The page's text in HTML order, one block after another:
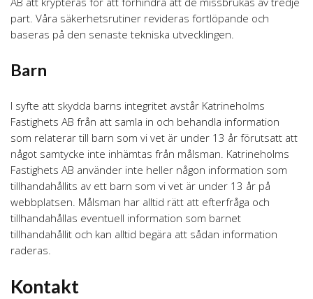
part. Våra säkerhetsrutiner revideras fortlöpande och
baseras på den senaste tekniska utvecklingen.
Barn
I syfte att skydda barns integritet avstår Katrineholms
Fastighets AB från att samla in och behandla information
som relaterar till barn som vi vet är under 13 år förutsatt att
något samtycke inte inhämtas från målsman. Katrineholms
Fastighets AB använder inte heller någon information som
tillhandahållits av ett barn som vi vet är under 13 år på
webbplatsen. Målsman har alltid rätt att efterfråga och
tillhandahållas eventuell information som barnet
tillhandahållit och kan alltid begära att sådan information
raderas.
Kontakt